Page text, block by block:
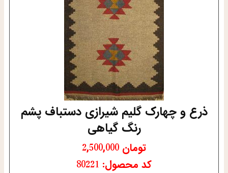
ذرع و چهارک گلیم شیرازی دستباف پشم
رنگ گیاهی
تومان
کد محصول: 80221